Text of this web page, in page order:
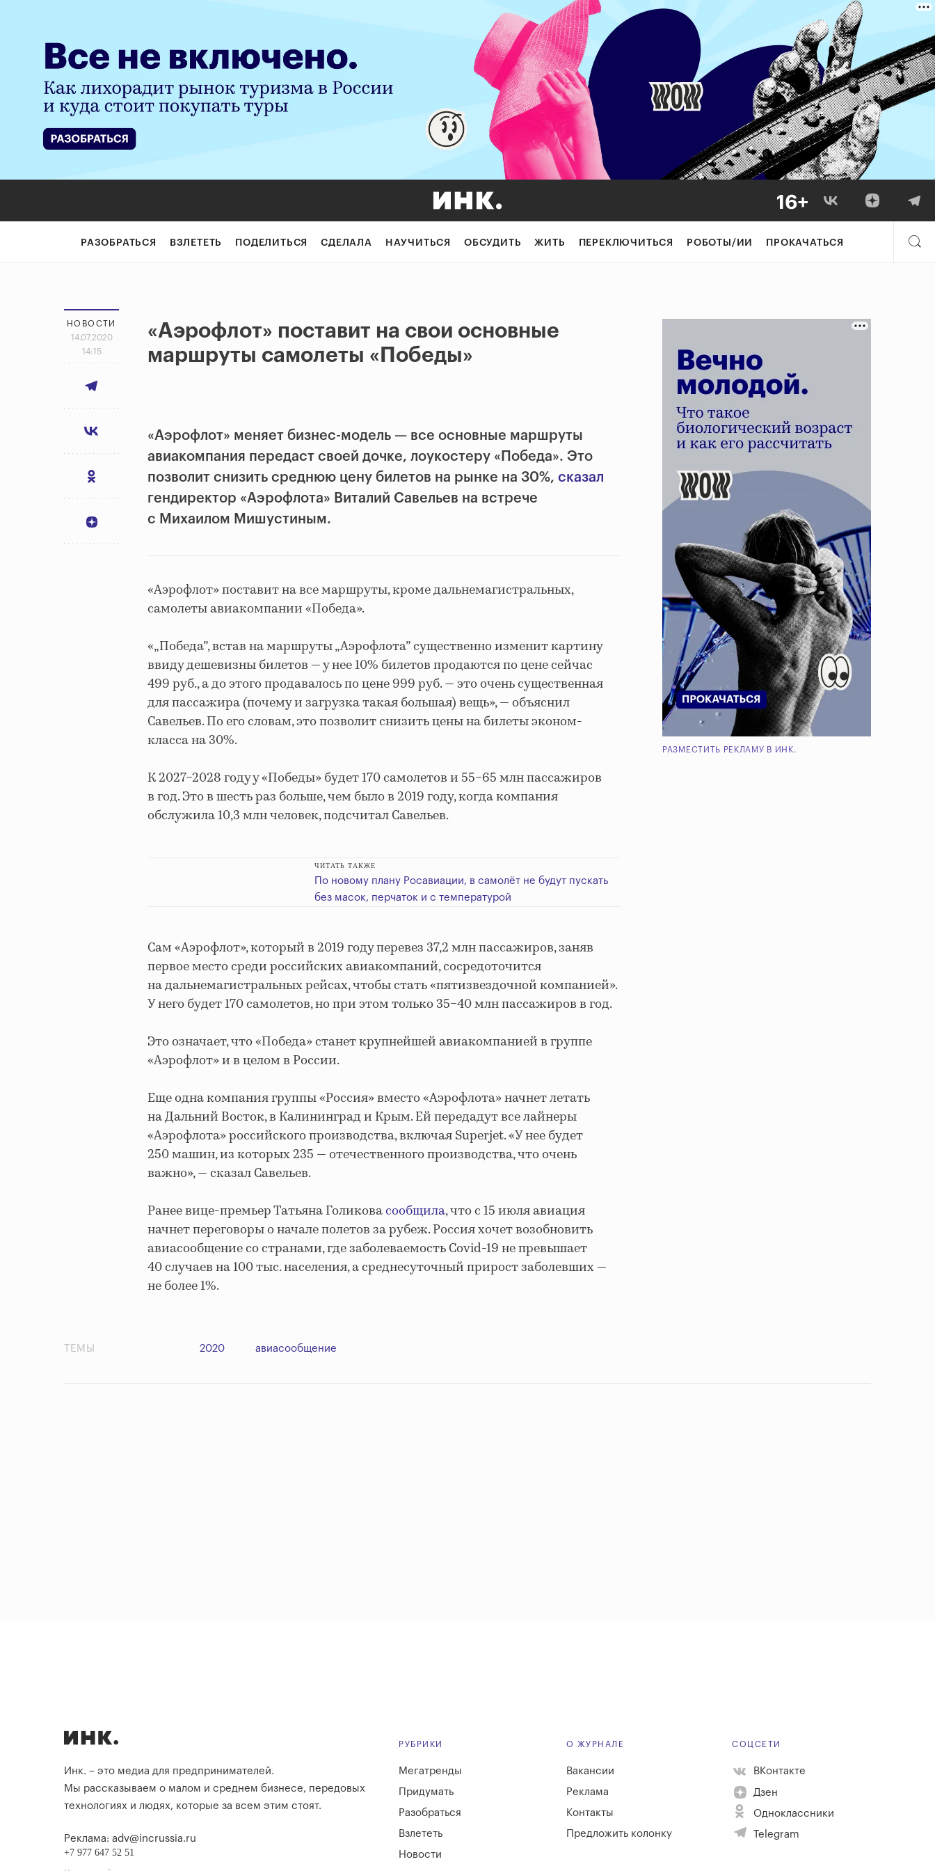
РАЗОБРАТЬСЯ ВЗЛЕТЕТЬ ПОДЕЛИТЬСЯ СДЕЛАЛА НАУЧИТЬСЯ ОБСУДИТЬ ЖИТЬ ПЕРЕКЛЮЧИТЬСЯ РОБОТЫ/ИИ ПРОКАЧАТЬСЯ
НОВОСТИ
14.07.2020
14:15
«Аэрофлот» поставит на свои основные
маршруты самолеты «Победы»
«Аэрофлот» меняет бизнес-модель — все основные маршруты
авиакомпания передаст своей дочке, лоукостеру «Победа». Это
позволит снизить среднюю цену билетов на рынке на 30%, сказал
гендиректор «Аэрофлота» Виталий Савельев на встрече
с Михаилом Мишустиным.
«Аэрофлот» поставит на все маршруты, кроме дальнемагистральных,
самолеты авиакомпании «Победа».
«„Победа”, встав на маршруты „Аэрофлота” существенно изменит картину
ввиду дешевизны билетов — у нее 10% билетов продаются по цене сейчас
499 руб., а до этого продавалось по цене 999 руб. — это очень существенная
для пассажира (почему и загрузка такая большая) вещь», — объяснил
Савельев. По его словам, это позволит снизить цены на билеты эконом-
класса на 30%.
К 2027−2028 году у «Победы» будет 170 самолетов и 55−65 млн пассажиров
в год. Это в шесть раз больше, чем было в 2019 году, когда компания
обслужила 10,3 млн человек, подсчитал Савельев.
ЧИТАТЬ ТАКЖЕ
По новому плану Росавиации, в самолёт не будут пускать
без масок, перчаток и с температурой
Сам «Аэрофлот», который в 2019 году перевез 37,2 млн пассажиров, заняв
первое место среди российских авиакомпаний, сосредоточится
на дальнемагистральных рейсах, чтобы стать «пятизвездочной компанией».
У него будет 170 самолетов, но при этом только 35−40 млн пассажиров в год.
Это означает, что «Победа» станет крупнейшей авиакомпанией в группе
«Аэрофлот» и в целом в России.
Еще одна компания группы «Россия» вместо «Аэрофлота» начнет летать
на Дальний Восток, в Калининград и Крым. Ей передадут все лайнеры
«Аэрофлота» российского производства, включая Superjet. «У нее будет
250 машин, из которых 235 — отечественного производства, что очень
важно», — сказал Савельев.
Ранее вице-премьер Татьяна Голиковасообщила, что с 15 июля авиация
начнет переговоры о начале полетов за рубеж. Россия хочет возобновить
авиасообщение со странами, где заболеваемость Covid-19 не превышает
40 случаев на 100 тыс. населения, а среднесуточный прирост заболевших —
не более 1%.
РАЗМЕСТИТЬ РЕКЛАМУ В ИНК.
ТЕМЫ 2020 авиасообщение
Инк. – это медиа для предпринимателей.
Мы рассказываем о малом и среднем бизнесе, передовых
технологиях и людях, которые за всем этим стоят.
Реклама: adv@incrussia.ru
+7 977 647 52 51
РУБРИКИ
Мегатренды
Придумать
Разобраться
Взлететь
Новости
О ЖУРНАЛЕ
Вакансии
Реклама
Контакты
Предложить колонку
СОЦСЕТИ
ВКонтакте
Дзен
Одноклассники
Telegram